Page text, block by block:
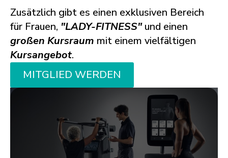
Zusätzlich gibt es einen exklusiven Bereich
für Frauen, "LADY-FITNESS"und einen
großen Kursraum mit einem vielfältigen
Kursangebot.
MITGLIED WERDEN